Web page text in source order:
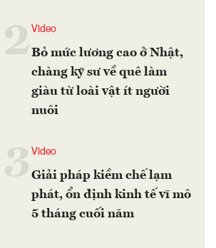
2Video
Bỏ mức lương cao ở Nhật,
chàng kỹ sư về quê làm
giàu từ loài vật ít người
nuôi
Video
Giải pháp kiềm chế lạm
phát, ổn định kinh tế vĩ mô
5 tháng cuối năm